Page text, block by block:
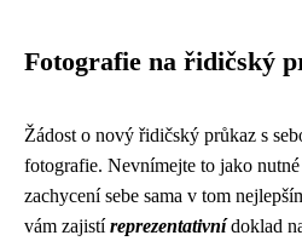
Fotografie na řidičský
Žádost o nový řidičský průkaz s
fotografie. Nevnímejte to jako
zachycení sebe sama v tom
vám zajistíreprezentativnídoklad